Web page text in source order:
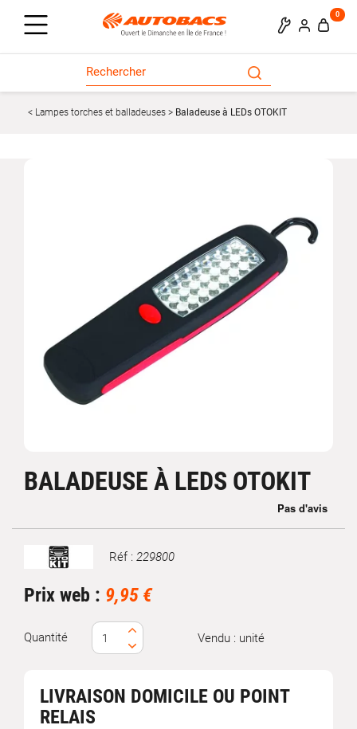
0
Lampes torches et balladeuses Baladeuse à LEDs OTOKIT
BALADEUSE À LEDS OTOKIT
Marque Réf : 229800
Prix web : 9,95 €
Quantité Vendu : unité
LIVRAISON DOMICILE OU POINT
RELAIS